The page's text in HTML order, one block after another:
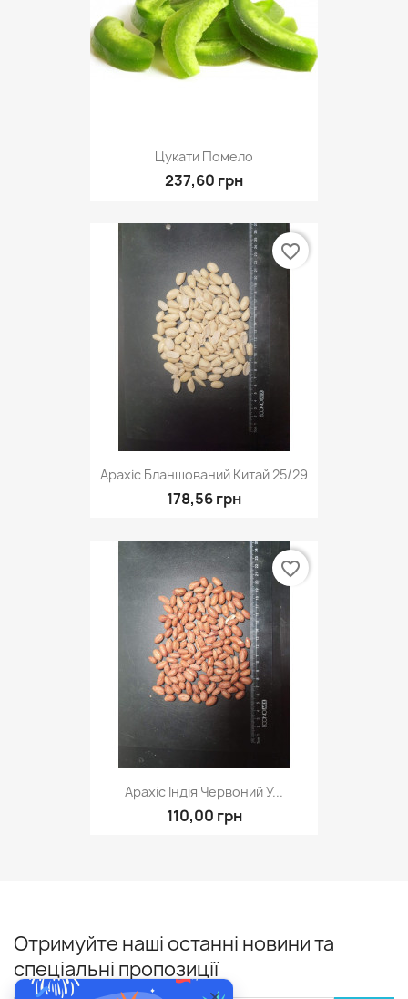
Цукати Помело
237,60 грн
Арахіс Бланшований Китай 25/29
178,56 грн
favorite_border
Арахіс Індія Червоний У...
110,00 грн
favorite_border
Отримуйте наші останні новини та
спеціальні пропозиції